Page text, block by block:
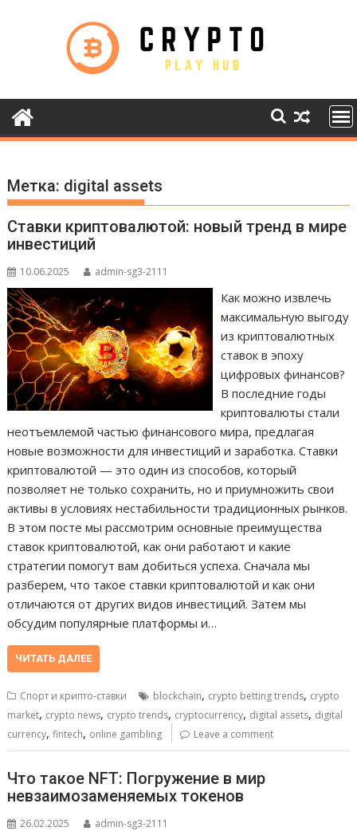
Метка: digital assets
Ставки криптовалютой: новый тренд в мире
инвестиций
10.06.2025 admin-sg3-2111
Как можно извлечь
максимальную выгоду
из криптовалютных
ставок в эпоху
цифровых финансов?
В последние годы
криптовалюты стали
неотъемлемой частью финансового мира, предлагая
новые возможности для инвестиций и заработка. Ставки
криптовалютой — это один из способов, который
позволяет не только сохранить, но и приумножить свои
активы в условиях нестабильности традиционных рынков.
В этом посте мы рассмотрим основные преимущества
ставок криптовалютой, как они работают и какие
стратегии помогут вам добиться успеха. Сначала мы
разберем, что такое ставки криптовалютой и как они
отличаются от других видов инвестиций. Затем мы
обсудим популярные платформы и…
ЧИТАТЬ ДАЛЕЕ
Спорт и крипто-ставки blockchain, crypto betting trends, crypto
market, crypto news, crypto trends, cryptocurrency, digital assets, digital
currency,fintech, online gambling Leave a comment
Что такое NFT: Погружение в мир
невзаимозаменяемых токенов
26.02.2025 admin-sg3-2111